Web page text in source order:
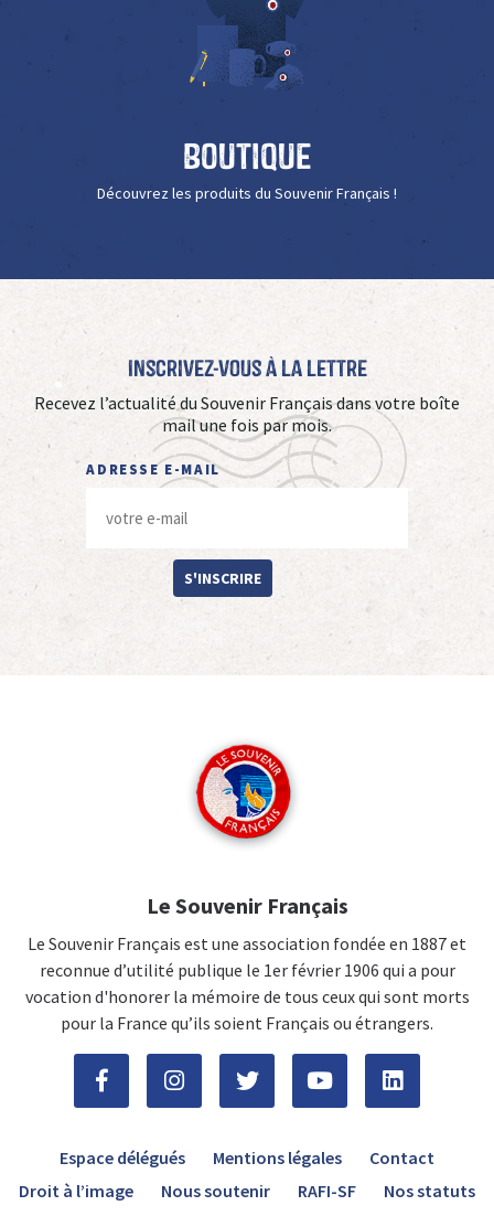
Boutique
Découvrez les produits du Souvenir Français !
Inscrivez-vous à La Lettre
Recevez l’actualité du Souvenir Français dans votre boîte
mail une fois par mois.
ADRESSE E-MAIL
S'INSCRIRE
Le Souvenir Français
Le Souvenir Français est une association fondée en 1887 et
reconnue d’utilité publique le 1er février 1906 qui a pour
vocation d'honorer la mémoire de tous ceux qui sont morts
pour la France qu’ils soient Français ou étrangers.
Espace délégués Mentions légales
Contact
Droit à l’image
Nous soutenir RAFI-SF Nos statuts